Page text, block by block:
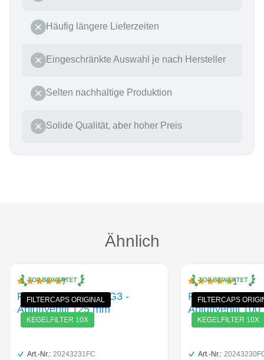
Häufig längere Lieferzeiten
Eingeschränkte Auswahl je nach Hersteller
Selten nachhaltige Produktion
Solide Qualität, aber hoher Preis
Produktgalerie überspringenÄhnlich
FILTERCAPS ORIGINAL
KEGELFILTER 10X
Durchschnittliche Bewertung von 5 von 5 Sternen
7
Filterkegel-Set 10x G3 -
Abluftventil 125 mm
Art.-Nr.: 20243231FC
FILTERCAPS
KEGELFILTER 10X
Durchschnittliche
1
Filterkegel-Set
Abluftventil 100
Art.-Nr.: